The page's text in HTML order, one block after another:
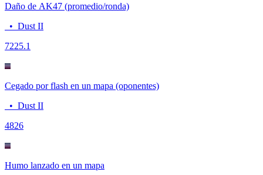
Daño de AK47 (promedio/ronda)
• Dust II
7225.1
Cegado por flash en un mapa (oponentes)
• Dust II
4826
Humo lanzado en un mapa